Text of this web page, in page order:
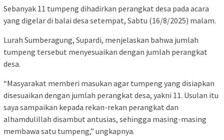
Sebanyak 11 tumpeng dihadirkan perangkat desa pada acara
yang digelar di balai desa setempat, Sabtu (16/8/2025) malam.
Lurah Sumberagung, Supardi, menjelaskan bahwa jumlah
tumpeng tersebut menyesuaikan dengan jumlah perangkat
desa.
“Masyarakat memberi masukan agar tumpeng yang disiapkan
disesuaikan dengan jumlah perangkat desa, yakni 11. Usulan itu
saya sampaikan kepada rekan-rekan perangkat dan
alhamdulillah disambut antusias, sehingga masing-masing
membawa satu tumpeng,” ungkapnya.